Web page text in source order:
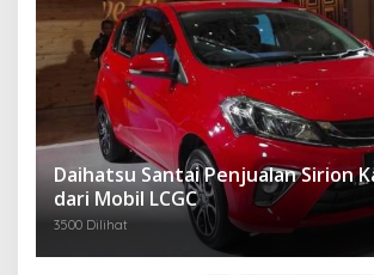
Daihatsu Santai Penjualan Sirion
dari Mobil LCGC
3500 Dilihat